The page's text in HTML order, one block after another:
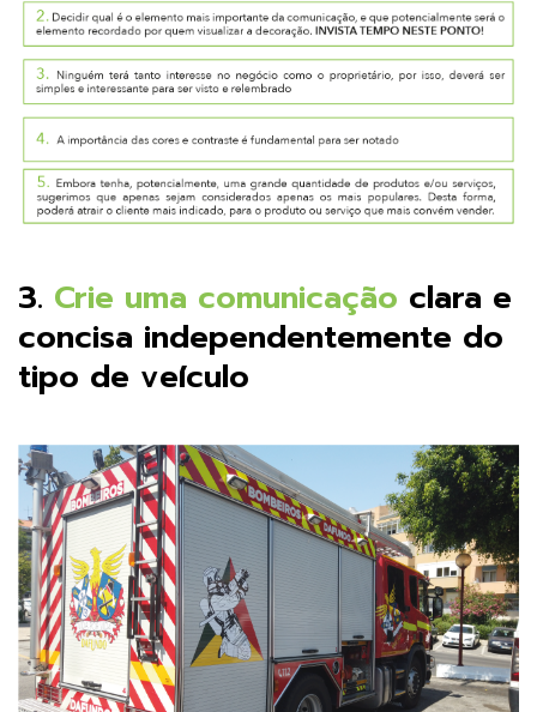
3. Crie uma comunicação clara e
concisa independentemente do
tipo de veículo